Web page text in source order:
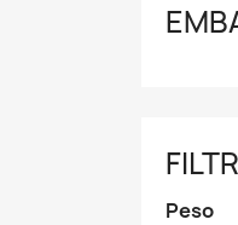
Peso